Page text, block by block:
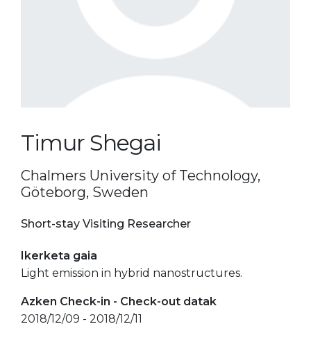
Timur Shegai
Chalmers University of Technology,
Göteborg, Sweden
Short-stay Visiting Researcher
Ikerketa gaia
Light emission in hybrid nanostructures.
Azken Check-in - Check-out datak
2018/12/09 - 2018/12/11